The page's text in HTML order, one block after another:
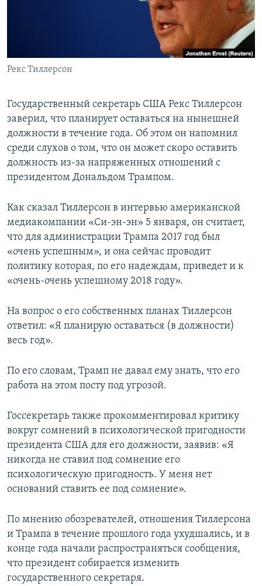
УКРАИНСКАЯ ПРОБЛЕМА КРЫМА
Рекс Тиллерсон
Государственный секретарь США Рекс Тиллерсон
заверил, что планирует оставаться на нынешней
должности в течение года. Об этом он напомнил
среди слухов о том, что он может скоро оставить
должность из-за напряженных отношений с
президентом Дональдом Трампом.
Как сказал Тиллерсон в интервью американской
медиакомпании «Си-эн-эн» 5 января, он считает,
что для администрации Трампа 2017 год был
«очень успешным», и она сейчас проводит
политику которая, по его надеждам, приведет и к
«очень-очень успешному 2018 году».
На вопрос о его собственных планах Тиллерсон
ответил: «Я планирую оставаться (в должности)
весь год».
По его словам, Трамп не давал ему знать, что его
работа на этом посту под угрозой.
Госсекретарь также прокомментировал критику
вокруг сомнений в психологической пригодности
президента США для его должности, заявив: «Я
никогда не ставил под сомнение его
психологическую пригодность. У меня нет
оснований ставить ее под сомнение».
По мнению обозревателей, отношения Тиллерсона
и Трампа в течение прошлого года ухудшались, и в
конце года начали распространяться сообщения,
что президент собирается изменить
государственного секретаря.